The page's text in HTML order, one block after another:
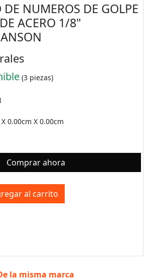
DE NUMEROS DE GOLPE
ACERO 1/8"
(3 piezas)
0.00cm X 0.00cm
Comprar ahora
al carrito
la misma marca